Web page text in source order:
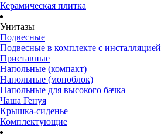
Керамическая плитка
Унитазы
Подвесные
Подвесные в комплекте с инсталляцией
Приставные
Напольные (компакт)
Напольные (моноблок)
Напольные для высокого бачка
Чаша Генуя
Крышка-сиденье
Комплектующие